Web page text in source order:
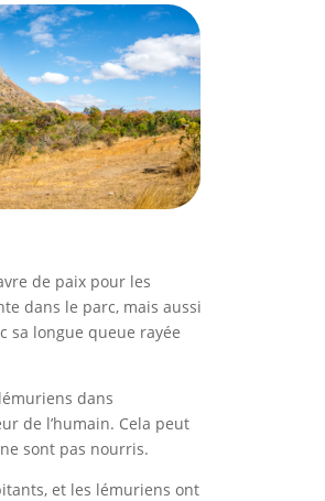
de paix pour les
dans le parc, mais aussi
sa longue queue rayée
dans
de l’humain. Cela peut
sont pas nourris.
et les lémuriens ont